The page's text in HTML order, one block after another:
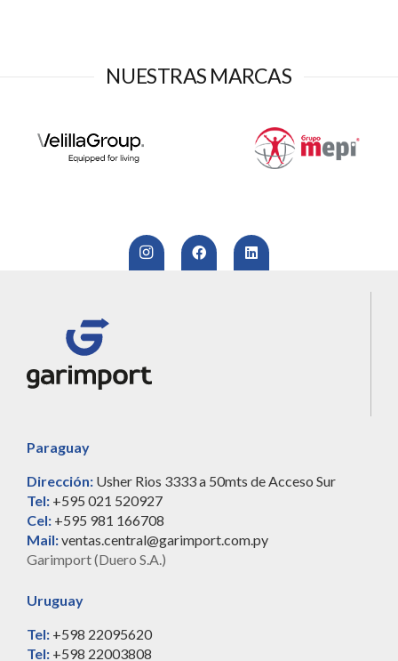
NUESTRAS MARCAS
Paraguay
Dirección: Usher Rios 3333 a 50mts de Acceso Sur
Tel: +595 021 520927
Cel: +595 981 166708
Mail:ventas.central@garimport.com.py
Garimport (Duero S.A.)
Uruguay
Tel: +598 22095620
Tel: +598 22003808